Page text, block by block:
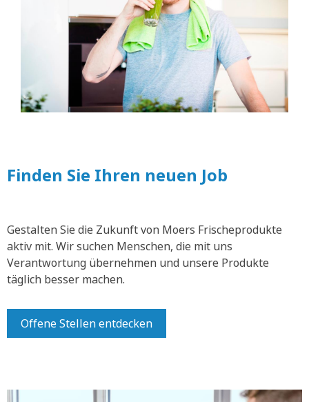
Finden Sie Ihren neuen Job
Gestalten Sie die Zukunft von Moers Frischeprodukte
aktiv mit. Wir suchen Menschen, die mit uns
Verantwortung übernehmen und unsere Produkte
täglich besser machen.
Offene Stellen entdecken